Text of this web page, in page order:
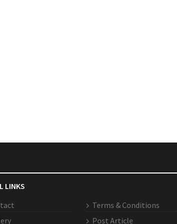
LINKS
Terms & Conditions
Post Article